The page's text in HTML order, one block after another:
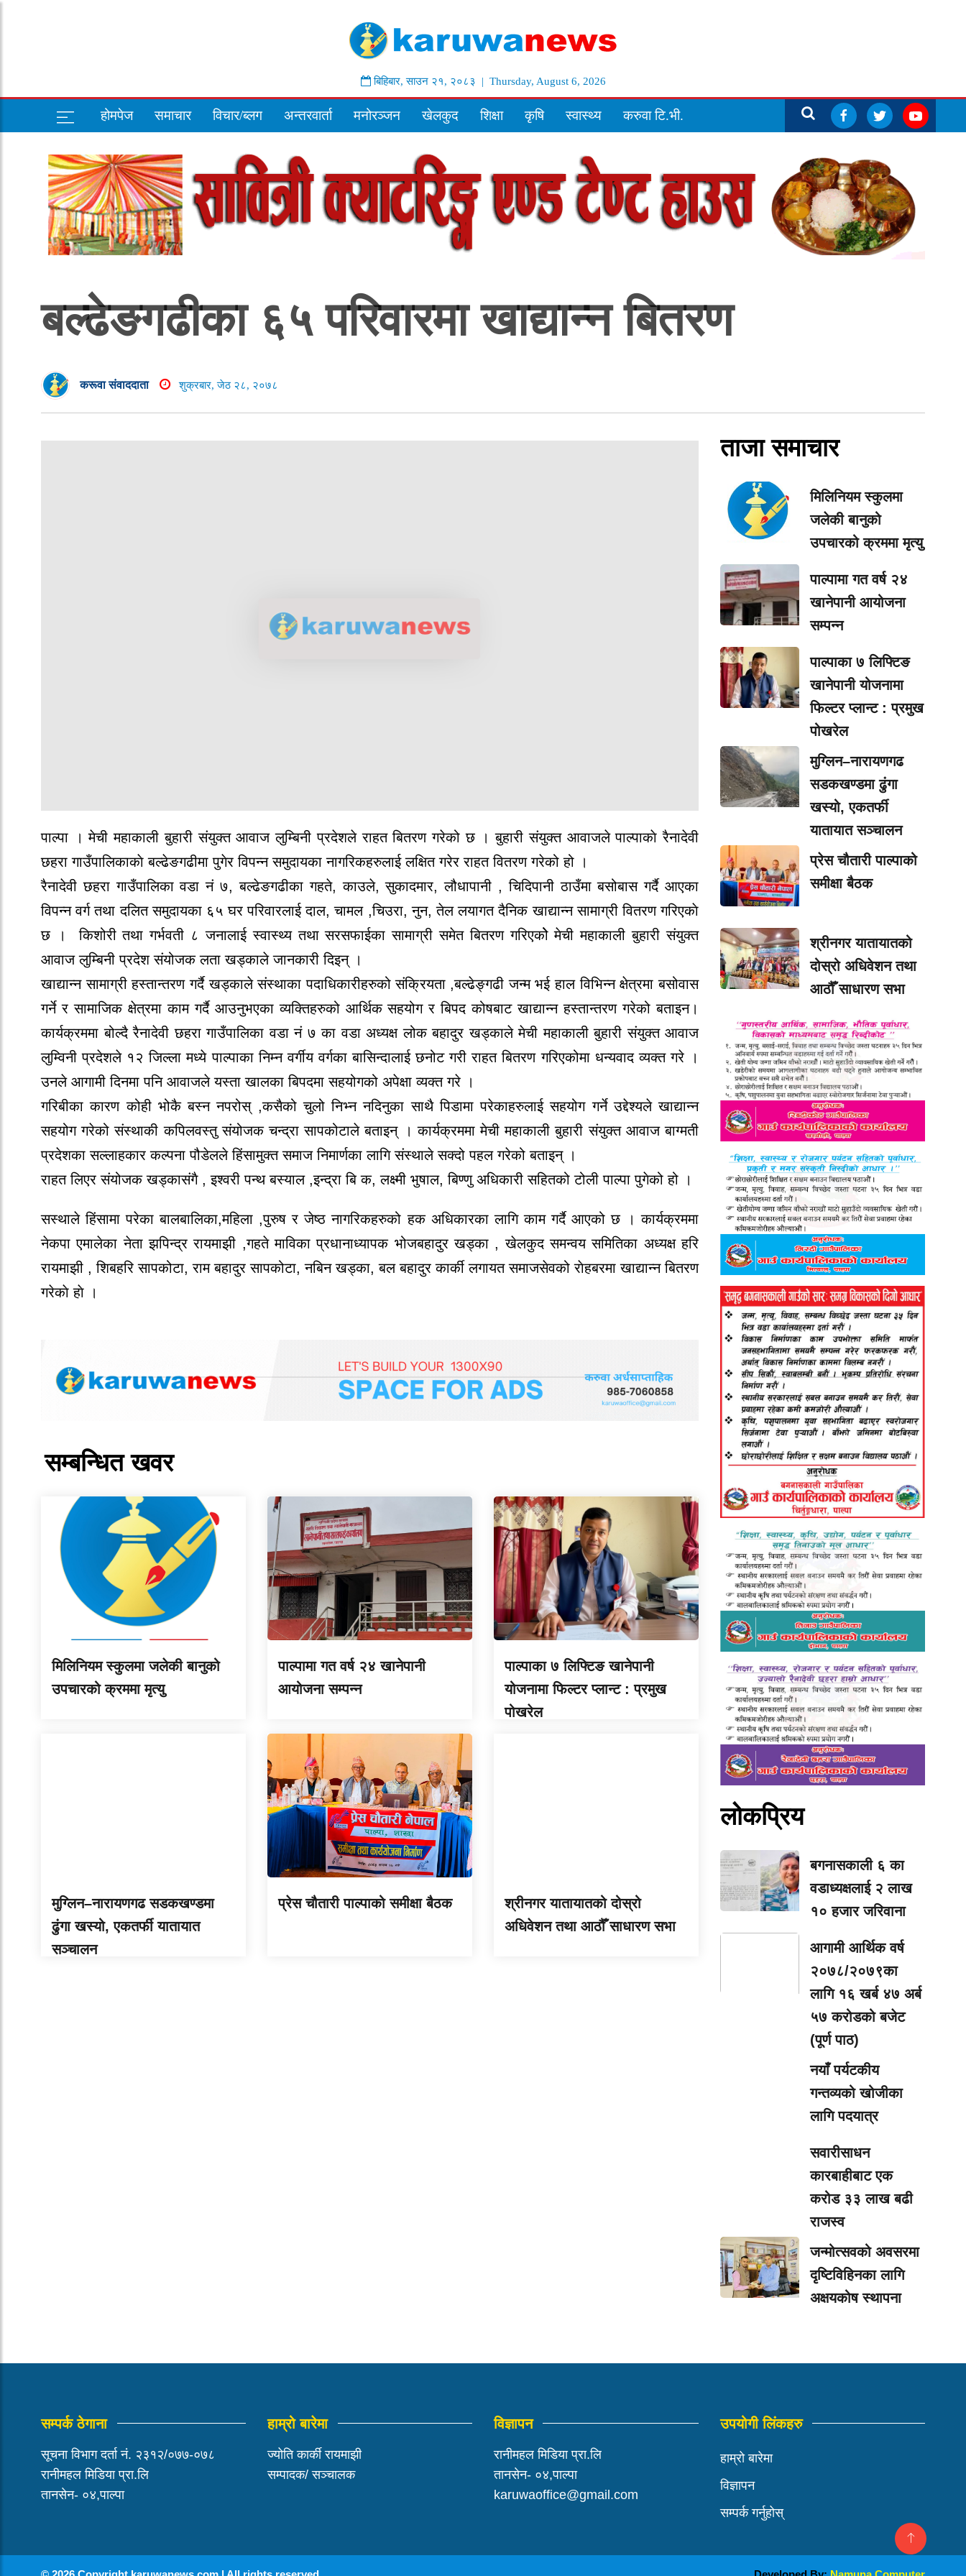
बिहिबार,साउन २१, २०८३ | Thursday, August 6, 2026
होमपेज समाचार विचार/ब्लग अन्तरवार्ता मनोरञ्जन खेलकुद शिक्षा कृषि स्वास्थ्य करुवा टि.भी.
बल्ढेङगढीका ६५ परिवारमा खाद्यान्न बितरण
करूवा संवाददाता शुक्रबार, जेठ २८, २०७८
पाल्पा । मेची महाकाली बुहारी संयुक्त आवाज लुम्बिनी प्रदेशले राहत बितरण गरेको छ । बुहारी संयुक्त आवाजले पाल्पाकाे रैनादेवी
छहरा गाउँपालिकाकाे बल्ढेङगढीमा पुगेर विपन्न समुदायका नागरिकहरुलाई लक्षित गरेर राहत वितरण गरेको हो ।
रैनादेवी छहरा गाउँपालिका वडा नं ७, बल्ढेङगढीका गहते, काउले, सुकादमार, लौधापानी , चिदिपानी ठाउँमा बसोबास गर्दै आएका
विपन्न वर्ग तथा दलित समुदायका ६५ घर परिवारलाई दाल, चामल ,चिउरा, नुन, तेल लयागत दैनिक खाद्यान्न सामाग्री वितरण गरिएकाे
छ । किशोरी तथा गर्भवती ८ जनालाई स्वास्थ्य तथा सरसफाईका सामाग्री समेत बितरण गरिएकोे मेची महाकाली बुहारी संयुक्त
आवाज लुम्बिनी प्रदेश संयोजक लता खड्काले जानकारी दिइन् ।
खाद्यान्न सामाग्री हस्तान्तरण गर्दै खड्काले संस्थाका पदाधिकारीहरुको संक्रियता ,बल्ढेङ्गढी जन्म भई हाल विभिन्न क्षेत्रमा बसोवास
गर्ने र सामाजिक क्षेत्रमा काम गर्दै आउनुभएका व्यक्तिहरुको आर्थिक सहयोग र बिपद कोषबाट खाद्यान्न हस्तान्तरण गरेको बताइन।
कार्यक्रममा बोल्दै रैनादेवी छहरा गाउँपालिका वडा नं ७ का वडा अध्यक्ष लोक बहादुर खड्काले मेची महाकाली बुहारी संयुक्त आवाज
लुम्विनी प्रदेशले १२ जिल्ला मध्ये पाल्पाका निम्न वर्गीय वर्गका बासिन्दालाई छनोट गरी राहत बितरण गरिएकोमा धन्यवाद व्यक्त गरे ।
उनले आगामी दिनमा पनि आवाजले यस्ता खालका बिपदमा सहयोगको अपेक्षा व्यक्त गरे ।
गरिबीका कारण कोही भोकै बस्न नपरोस् ,कसैको चुलो निभ्न नदिनुका साथै पिडामा परेकाहरुलाई सहयोग गर्ने उद्देश्यले खाद्यान्न
सहयोग गरेको संस्थाकी कपिलवस्तु संयोजक चन्द्रा सापकोटाले बताइन् । कार्यक्रममा मेची महाकाली बुहारी संयुक्त आवाज बाग्मती
प्रदेशका सल्लाहकार कल्पना पौडेलले हिंसामुक्त समाज निमार्णका लागि संस्थाले सक्दो पहल गरेको बताइन् ।
राहत लिएर संयोजक खड्कासंगै , इश्वरी पन्थ बस्याल ,इन्द्रा बि क, लक्ष्मी भुषाल, बिण्णु अधिकारी सहितको टोली पाल्पा पुगेको हो ।
सस्थाले हिंसामा परेका बालबालिका,महिला ,पुरुष र जेष्ठ नागरिकहरुको हक अधिकारका लागि काम गर्दै आएको छ । कार्यक्रममा
नेकपा एमालेका नेता झपिन्द्र रायमाझी ,गहते माविका प्रधानाध्यापक भोजबहादुर खड्का , खेलकुद समन्वय समितिका अध्यक्ष हरि
रायमाझी , शिबहरि सापकोटा, राम बहादुर सापकोटा, नबिन खड्का, बल बहादुर कार्की लगायत समाजसेवको राेहबरमा खाद्यान्न बितरण
गरेकाे हाे ।
सम्बन्धित खवर
मिलिनियम स्कुलमा जलेकी बानुको
उपचारको क्रममा मृत्यु
पाल्पामा गत वर्ष २४ खानेपानी
आयोजना सम्पन्न
पाल्पाका ७ लिफ्टिङ खानेपानी
योजनामा फिल्टर प्लान्ट : प्रमुख
पोखरेल
मुग्लिन–नारायणगढ सडकखण्डमा
ढुंगा खस्यो, एकतर्फी यातायात
सञ्चालन
प्रेस चौतारी पाल्पाको समीक्षा बैठक
श्रीनगर यातायातको दोस्रो
अधिवेशन तथा आठौँ साधारण सभा
ताजा समाचार
मिलिनियम स्कुलमा
जलेकी बानुको
उपचारको क्रममा मृत्यु
पाल्पामा गत वर्ष २४
खानेपानी आयोजना
सम्पन्न
पाल्पाका ७ लिफ्टिङ
खानेपानी योजनामा
फिल्टर प्लान्ट : प्रमुख
पोखरेल
मुग्लिन–नारायणगढ
सडकखण्डमा ढुंगा
खस्यो, एकतर्फी
यातायात सञ्चालन
प्रेस चौतारी पाल्पाको
समीक्षा बैठक
श्रीनगर यातायातको
दोस्रो अधिवेशन तथा
आठौँ साधारण सभा
लोकप्रिय
बगनासकाली ६ का
वडाध्यक्षलाई २ लाख
१० हजार जरिवाना
आगामी आर्थिक वर्ष
२०७८/२०७९का
लागि १६ खर्ब ४७ अर्ब
५७ करोडको बजेट
(पूर्ण पाठ)
नयाँ पर्यटकीय
गन्तव्यको खोजीका
लागि पदयात्र
सवारीसाधन
कारबाहीबाट एक
करोड ३३ लाख बढी
राजस्व
जन्मोत्सवको अवसरमा
दृष्टिविहिनका लागि
अक्षयकोष स्थापना
सम्पर्क ठेगाना
सूचना विभाग दर्ता नं. २३१२/०७७-०७८
रानीमहल मिडिया प्रा.लि
तानसेन- ०४,पाल्पा
हाम्रो बारेमा
ज्योति कार्की रायमाझी
सम्पादक/ सञ्चालक
विज्ञापन
रानीमहल मिडिया प्रा.लि
तानसेन- ०४,पाल्पा
karuwaoffice@gmail.com
उपयोगी लिंकहरु
हाम्रो बारेमा
विज्ञापन
सम्पर्क गर्नुहोस्